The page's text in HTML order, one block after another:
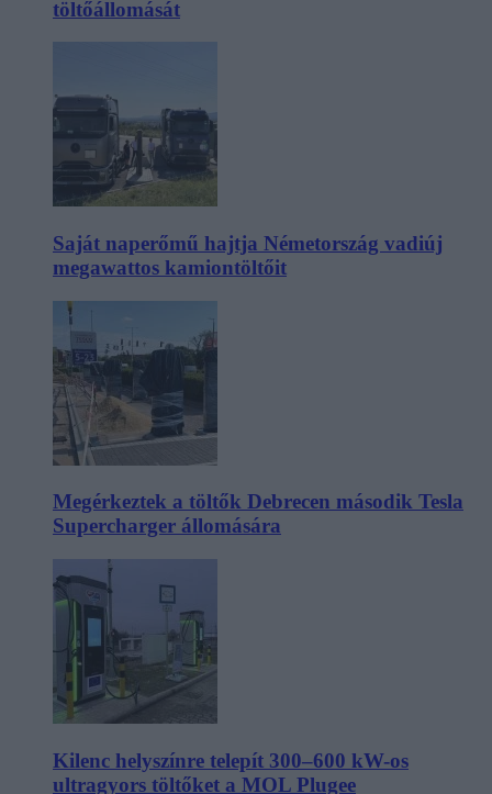
töltőállomását
Saját naperőmű hajtja Németország vadiúj
megawattos kamiontöltőit
Megérkeztek a töltők Debrecen második Tesla
Supercharger állomására
Kilenc helyszínre telepít 300–600 kW-os
ultragyors töltőket a MOL Plugee